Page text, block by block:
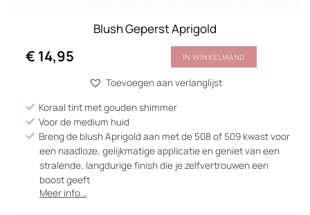
Blush Geperst Aprigold
€ 14,95 IN WINKELMAND
Toevoegen aan verlanglijst
Koraal tint met gouden shimmer
Voor de medium huid
Breng de blush Aprigold aan met de 508 of 509 kwast voor
een naadloze, gelijkmatige applicatie en geniet van een
stralende, langdurige finish die je zelfvertrouwen een
boost geeft
Meer info...